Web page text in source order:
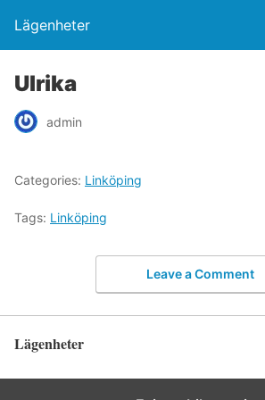
Lägenheter
Ulrika
admin
Categories: Linköping
Tags: Linköping
Leave a Comment
Lägenheter